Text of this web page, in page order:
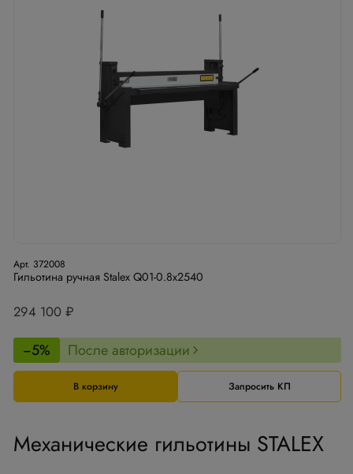
Арт. 372008
Гильотина ручная Stalex Q01-0.8х2540
294 100 ₽
−5% После авторизации
В корзину Запросить КП
Механические гильотины STALEX